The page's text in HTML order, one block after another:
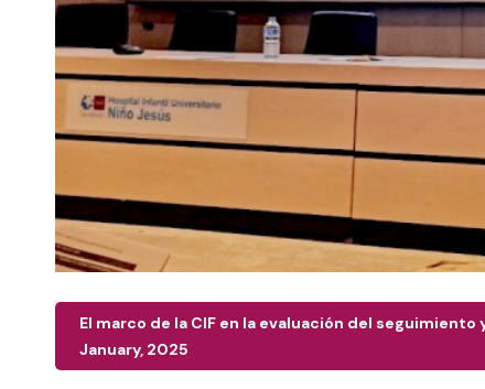
El marco de la CIF en la evaluación del
January, 2025